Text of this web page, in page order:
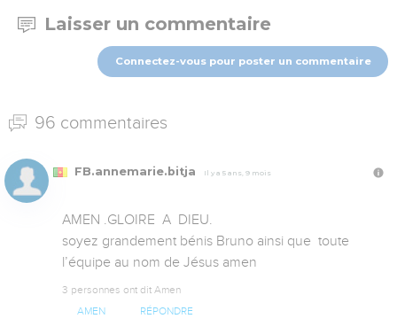
Laisser un commentaire
Connectez-vous pour poster un commentaire
96 commentaires
FB.annemarie.bitja Il y a 5 ans, 9 mois
AMEN .GLOIRE  A  DIEU.
soyez grandement bénis Bruno ainsi que  toute
l’équipe au nom de Jésus amen
3 personnes ont dit Amen
AMEN RÉPONDRE